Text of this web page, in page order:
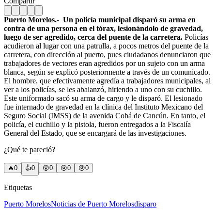
Puerto Morelos.- Un policía municipal disparó su arma en
contra de una persona en el tórax, lesionándolo de gravedad,
luego de ser agredido, cerca del puente de la carretera. Policías
acudieron al lugar con una patrulla, a pocos metros del puente de la
carretera, con dirección al puerto, pues ciudadanos denunciaron que
trabajadores de vectores eran agredidos por un sujeto con un arma
blanca, según se explicó posteriormente a través de un comunicado.
El hombre, que efectivamente agredía a trabajadores municipales, al
ver a los policías, se les abalanzó, hiriendo a uno con su cuchillo.
Este uniformado sacó su arma de cargo y le disparó. El lesionado
fue internado de gravedad en la clínica del Instituto Mexicano del
Seguro Social (IMSS) de la avenida Cobá de Cancún. En tanto, el
policía, el cuchillo y la pistola, fueron entregados a la Fiscalía
General del Estado, que se encargará de las investigaciones.
¿Qué te pareció?
🔥0 👍0 😲0 😢0 😠0
Etiquetas
Puerto MorelosNoticias de Puerto Morelosdisparo